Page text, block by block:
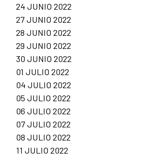
24 JUNIO 2022
27 JUNIO 2022
28 JUNIO 2022
29 JUNIO 2022
30 JUNIO 2022
01 JULIO 2022
04 JULIO 2022
05 JULIO 2022
06 JULIO 2022
07 JULIO 2022
08 JULIO 2022
11 JULIO 2022